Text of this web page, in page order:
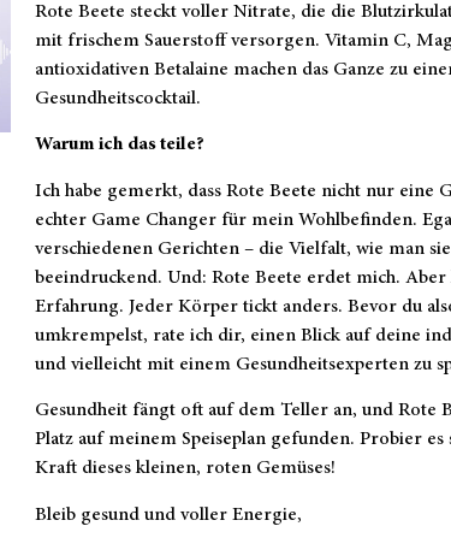
Rote Beete steckt voller Nitrate, die die
mit frischem Sauerstoff versorgen. Vitamin C,
antioxidativen Betalaine machen das Ganze zu
Gesundheitscocktail.
Warum ich das teile?
Ich habe gemerkt, dass Rote Beete nicht nur eine
echter Game Changer für mein Wohlbefinden.
verschiedenen Gerichten – die Vielfalt, wie man
beeindruckend. Und: Rote Beete erdet mich. Aber
Erfahrung. Jeder Körper tickt anders. Bevor du
umkrempelst, rate ich dir, einen Blick auf deine
und vielleicht mit einem Gesundheitsexperten zu
Gesundheit fängt oft auf dem Teller an, und Rote
Platz auf meinem Speiseplan gefunden. Probier es
Kraft dieses kleinen, roten Gemüses!
Bleib gesund und voller Energie,